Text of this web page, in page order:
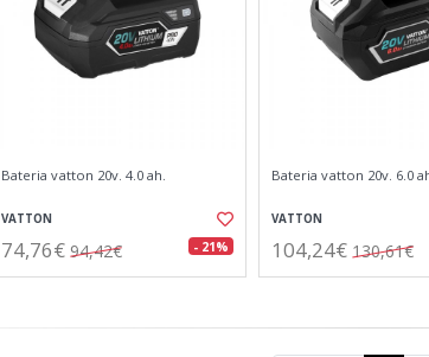
Bateria vatton 20v. 4.0 ah.
VATTON
74,76€ 94,42€ - 21%
Bateria vatton 20v. 6.0
VATTON
104,24€ 130,61€